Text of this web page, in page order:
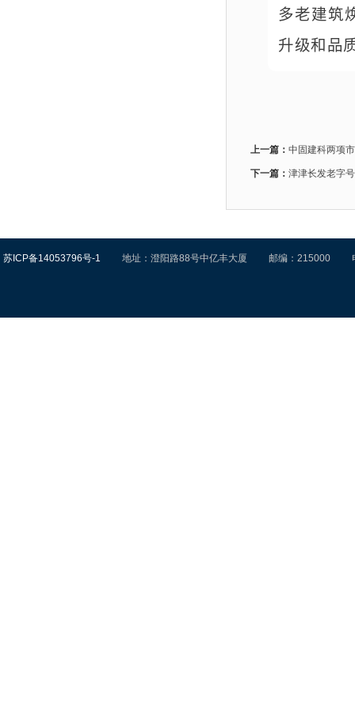
多老建筑
升级和品
上一篇： 中固建科两项
下一篇： 津津长发老字
苏ICP备14053796号-1 地址：澄阳路88号中亿丰大厦 邮编：215000